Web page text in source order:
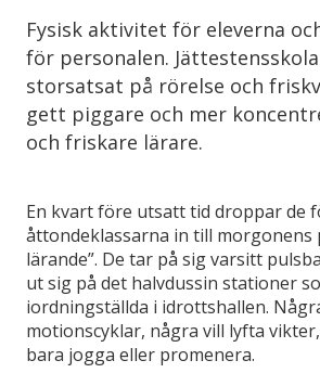
Fysisk aktivitet för eleverna
för personalen.
storsatsat på rörelse och
gett piggare och mer
och friskare lärare.
En kvart före utsatt tid droppar de
åttondeklassarna in till morgonens
lärande”. De tar på sig varsitt
ut sig på det halvdussin stationer
iordningställda i idrottshallen.
motionscyklar, några vill lyfta
bara jogga eller promenera.